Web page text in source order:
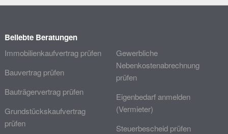
Beliebte Beratungen
Immobilienkaufvertrag prüfen
Bauvertrag prüfen
Bauträgervertrag prüfen
Grundstückskaufvertrag
prüfen
Gewerbliche
Nebenkostenabrechnung
prüfen
Eigenbedarf anmelden
(Vermieter)
Steuerbescheid prüfen